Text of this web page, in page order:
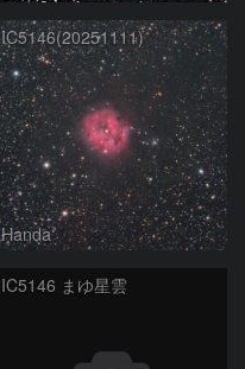
IC5146(20251111)
Handa
IC5146 まゆ星雲